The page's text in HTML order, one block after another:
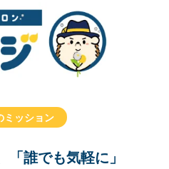
ミッション
誰でも気軽に」